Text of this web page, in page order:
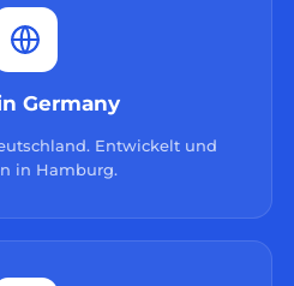
Germany
Entwickelt und
in Hamburg.